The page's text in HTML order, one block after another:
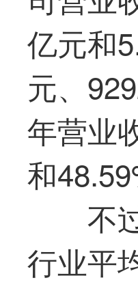
亿元和
元、
年营业
和
不
行业平